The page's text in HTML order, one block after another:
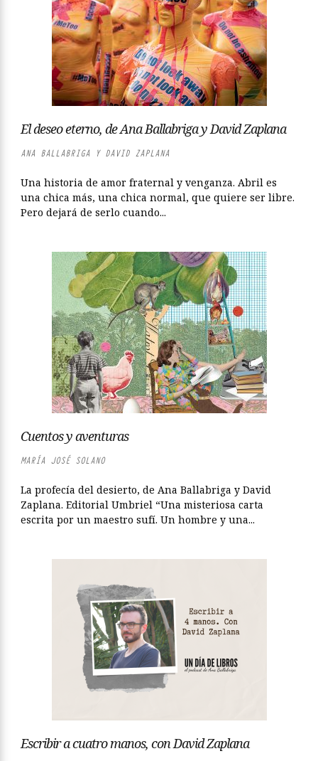
El deseo eterno, de Ana Ballabriga y David Zaplana
ANA BALLABRIGA Y DAVID ZAPLANA
Una historia de amor fraternal y venganza. Abril es
una chica más, una chica normal, que quiere ser libre.
Pero dejará de serlo cuando...
Cuentos y aventuras
MARÍA JOSÉ SOLANO
La profecía del desierto, de Ana Ballabriga y David
Zaplana. Editorial Umbriel “Una misteriosa carta
escrita por un maestro sufí. Un hombre y una...
Escribir a cuatro manos, con David Zaplana